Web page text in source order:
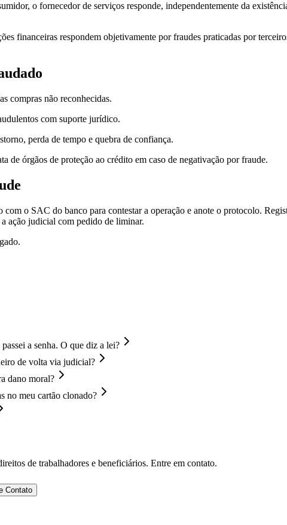
o fornecedor de serviços responde, independentemente da
financeiras respondem objetivamente por fraudes praticadas por
compras não reconhecidas.
com suporte jurídico.
perda de tempo e quebra de confiança.
de órgãos de proteção ao crédito em caso de negativação por fraude.
com o SAC do banco para contestar a operação e anote o protocolo.
ação judicial com pedido de liminar.
a senha. O que diz a lei?
de volta via judicial?
dano moral?
no meu cartão clonado?
de trabalhadores e beneficiários. Entre em contato.
Contato